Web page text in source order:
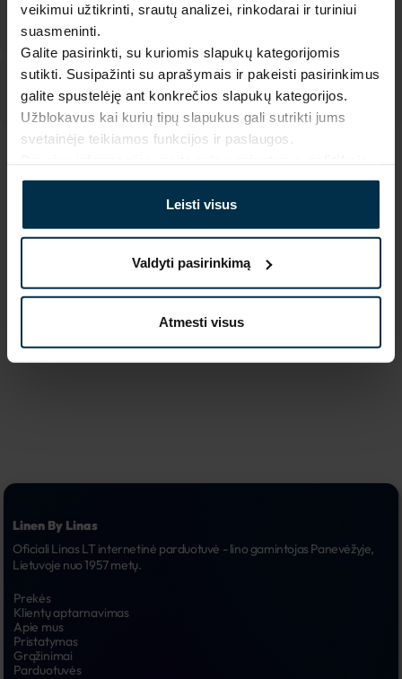
veikimui užtikrinti, srautų analizei, rinkodarai ir turiniui
suasmeninti.
Galite pasirinkti, su kuriomis slapukų kategorijomis
sutikti. Susipažinti su aprašymais ir pakeisti pasirinkimus
galite spustelėję ant konkrečios slapukų kategorijos.
Užblokavus kai kurių tipų slapukus gali sutrikti jums
svetainėje teikiamos funkcijos ir paslaugos.
Leisti visus
Valdyti pasirinkimą
Atmesti visus
SAVYBĖS
Artikulas
70X84
Audinio sudėtis
Piešinio kodas
Linen By Linas
Oficiali Linas LT internetinė parduotuvė - lino gamintojas Panevėžyje,
Lietuvoje nuo 1957 metų.
Prekės
Klientų aptarnavimas
Apie mus
Pristatymas
Grąžinimai
Parduotuvės